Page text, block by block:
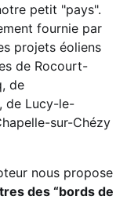
petit "pays".
fournie par
projets éoliens
de Rocourt-
de
de Lucy-le-
sur-Chézy
nous propose
des “bords de